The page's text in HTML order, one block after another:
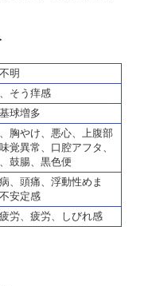
明
そう痒感
球増多
胸やけ、悪心、上腹部
覚異常、口腔アフタ、
鼓腸、黒色便
、頭痛、浮動性めま
安定感
労、疲労、しびれ感